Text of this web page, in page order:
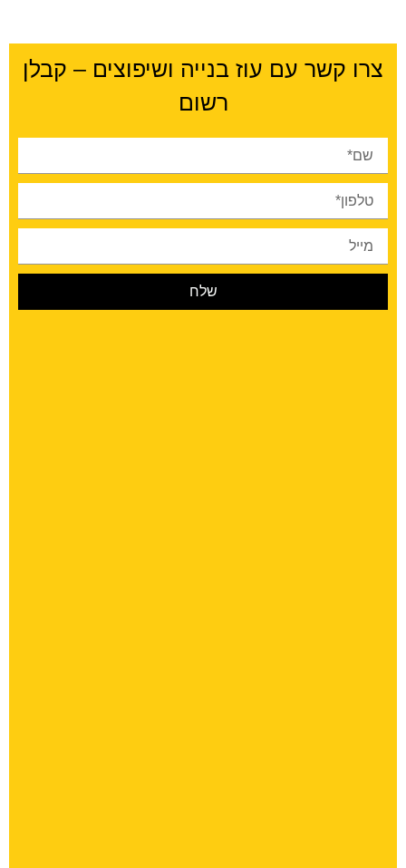
צרו קשר עם עוז בנייה ושיפוצים – קבלן
רשום
שלח